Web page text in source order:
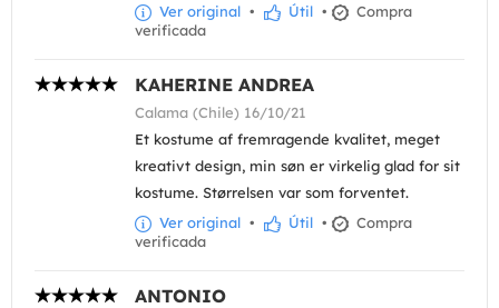
Ver original • Útil •
Compra
verificada
KAHERINE ANDREA
Calama (Chile) 16/10/21
Et kostume af fremragende kvalitet, meget
kreativt design, min søn er virkelig glad for sit
kostume. Størrelsen var som forventet.
Ver original • Útil •
Compra
verificada
ANTONIO